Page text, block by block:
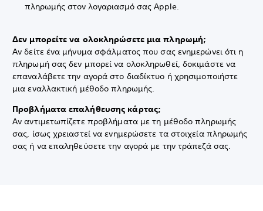
πληρωμής στον λογαριασμό σας Apple.
Δεν μπορείτε να ολοκληρώσετε μια πληρωμή;
Αν δείτε ένα μήνυμα σφάλματος που σας ενημερώνει ότι η
πληρωμή σας δεν μπορεί να ολοκληρωθεί, δοκιμάστε να
επαναλάβετε την αγορά στο διαδίκτυο ή χρησιμοποιήστε
μια εναλλακτική μέθοδο πληρωμής.
Προβλήματα επαλήθευσης κάρτας;
Αν αντιμετωπίζετε προβλήματα με τη μέθοδο πληρωμής
σας, ίσως χρειαστεί να ενημερώσετε τα στοιχεία πληρωμής
σας ή να επαληθεύσετε την αγορά με την τράπεζά σας.